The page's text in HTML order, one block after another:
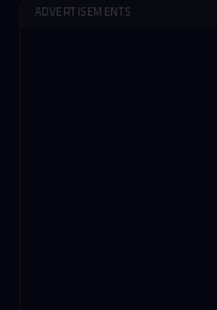
ADVERTISEMENTS